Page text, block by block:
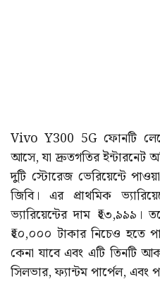
Vivo Y300 5G ফোনটি
আসে, যা দ্রুতগতির ইন্টারনেট
দুটি স্টোরেজ ভেরিয়েন্টে
জিবি। এর প্রাথমিক
ভ্যারিয়েন্টের দাম ₹২৩,৯৯৯।
₹২০,০০০ টাকার নিচেও হতে
কেনা যাবে এবং এটি তিনটি
সিলভার, ফ্যান্টম পার্পেল, এবং